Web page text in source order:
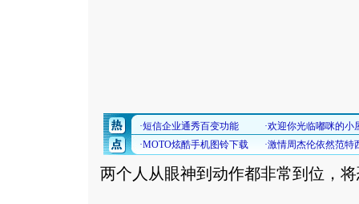
两个人从眼神到动作都非常到位，